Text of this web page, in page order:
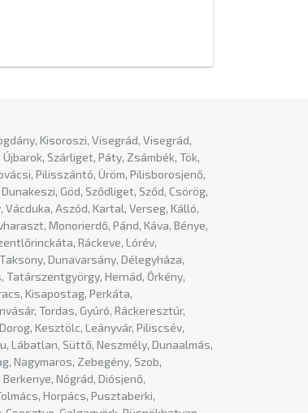
Kisoroszi, Visegrád, Visegrád,
Szárliget, Páty, Zsámbék, Tök,
Pilisszántó, Üröm, Pilisborosjenő,
Göd, Sződliget, Sződ, Csörög,
Aszód, Kartal, Verseg, Kálló,
Monorierdő, Pánd, Káva, Bénye,
Ráckeve, Lórév,
Dunavarsány, Délegyháza,
Tatárszentgyörgy, Hernád, Örkény,
Kisapostag, Perkáta,
Tordas, Gyúró, Ráckeresztúr,
Kesztölc, Leányvár, Piliscsév,
Lábatlan, Süttő, Neszmély, Dunaalmás,
Nagymaros, Zebegény, Szob,
Nógrád, Diósjenő,
Horpács, Pusztaberki,